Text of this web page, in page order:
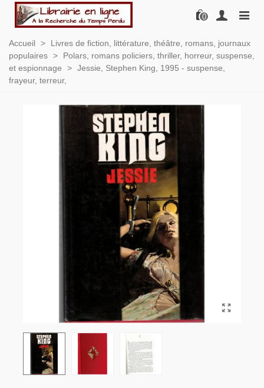
0
Accueil >
Livres de fiction, littérature, théâtre, romans, journaux
populaires >
Polars, romans policiers, thriller, horreur, suspense,
et espionnage
> Jessie, Stephen King, 1995 - suspense,
frayeur, terreur,